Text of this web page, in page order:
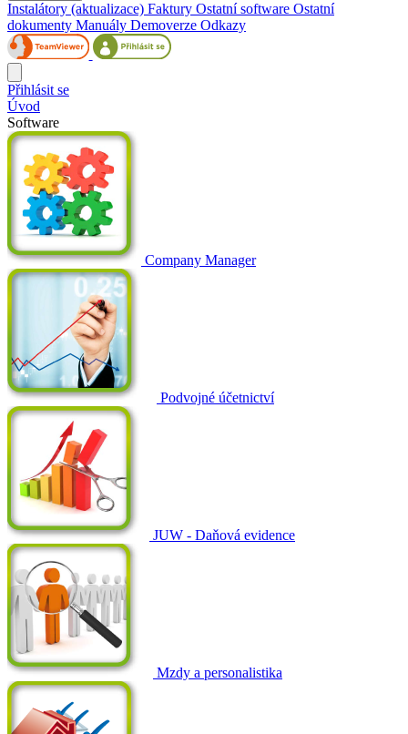
Instalátory (aktualizace) Faktury Ostatní software Ostatní
dokumenty Manuály Demoverze Odkazy
Přihlásit se
Úvod
Software
Company Manager
Podvojné účetnictví
JUW - Daňová evidence
Mzdy a personalistika